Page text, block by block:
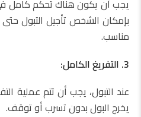
يجب أن يكون هناك تحكم كامل
بإمكان الشخص تأجيل التبول
مناسب.
3. التفريغ الكامل:
عند التبول، يجب أن تتم عملية
يخرج البول بدون تسرب أو توقف.